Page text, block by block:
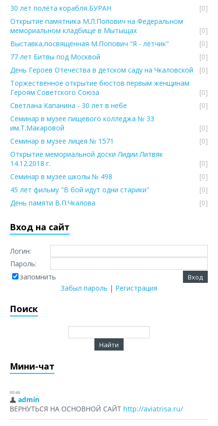
30 лет полёта корабля БУРАН
[0]
Открытие памятника М.Л.Попович на Федеральном
мемориальном кладбище в Мытыщах
[0]
Выставка,посвящённая М.Попович "Я - лётчик"
[0]
77 лет Битвы под Москвой
[0]
День Героев Отечества в детском саду на Чкаловской
[0]
Торжественное открытие бюстов первым женщинам
Героям Советского Союза
[0]
Светлана Капанина - 30 лет в небе
[0]
Семинар в музее пищевого колледжа № 33
им.Т.Макаровой
[0]
Семинар в музее лицея № 1571
[0]
Открытие мемориальной доски Лидии Литвяк
14.12.2018 г.
[0]
Семинар в музее школы № 498
[0]
45 лет фильму "В бой идут одни старики"
[0]
День памяти В.П.Чкалова
[0]
Вход на сайт
Логин:
Пароль:
запомнить
Забыл пароль | Регистрация
Поиск
Мини-чат